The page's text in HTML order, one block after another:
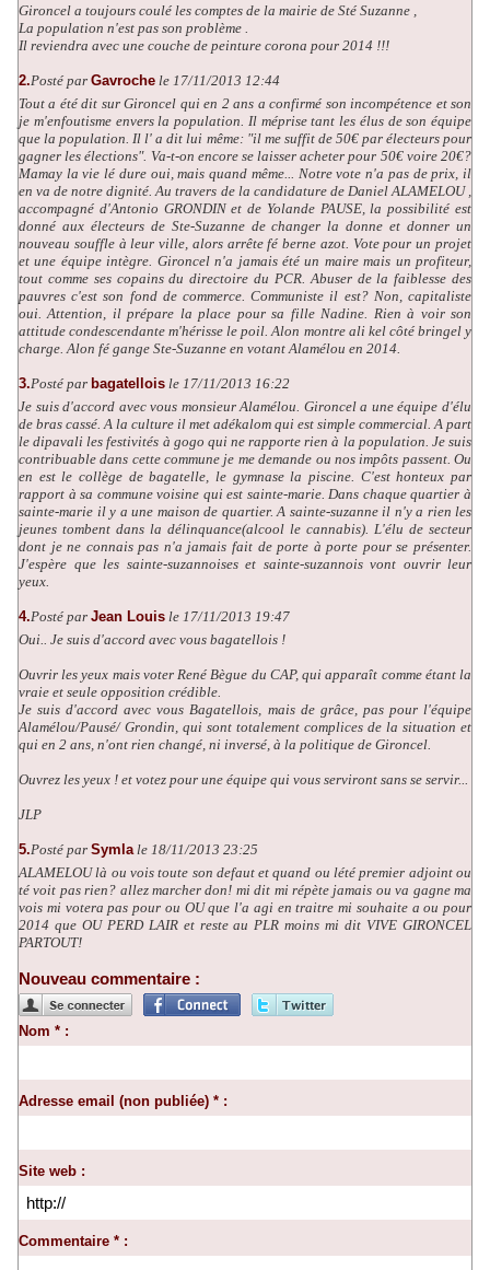
Gironcel a toujours coulé les comptes de la mairie de Sté Suzanne ,
La population n'est pas son problème .
Il reviendra avec une couche de peinture corona pour 2014 !!!
2.Posté par Gavroche le 17/11/2013 12:44
Tout a été dit sur Gironcel qui en 2 ans a confirmé son incompétence et son
je m'enfoutisme envers la population. Il méprise tant les élus de son équipe
que la population. Il l' a dit lui même: "il me suffit de 50€ par électeurs pour
gagner les élections". Va-t-on encore se laisser acheter pour 50€ voire 20€?
Mamay la vie lé dure oui, mais quand même... Notre vote n'a pas de prix, il
en va de notre dignité. Au travers de la candidature de Daniel ALAMELOU ,
accompagné d'Antonio GRONDIN et de Yolande PAUSE, la possibilité est
donné aux électeurs de Ste-Suzanne de changer la donne et donner un
nouveau souffle à leur ville, alors arrête fé berne azot. Vote pour un projet
et une équipe intègre. Gironcel n'a jamais été un maire mais un profiteur,
tout comme ses copains du directoire du PCR. Abuser de la faiblesse des
pauvres c'est son fond de commerce. Communiste il est? Non, capitaliste
oui. Attention, il prépare la place pour sa fille Nadine. Rien à voir son
attitude condescendante m'hérisse le poil. Alon montre ali kel côté bringel y
charge. Alon fé gange Ste-Suzanne en votant Alamélou en 2014.
3.Posté par bagatellois le 17/11/2013 16:22
Je suis d'accord avec vous monsieur Alamélou. Gironcel a une équipe d'élu
de bras cassé. A la culture il met adékalom qui est simple commercial. A part
le dipavali les festivités à gogo qui ne rapporte rien à la population. Je suis
contribuable dans cette commune je me demande ou nos impôts passent. Ou
en est le collège de bagatelle, le gymnase la piscine. C'est honteux par
rapport à sa commune voisine qui est sainte-marie. Dans chaque quartier à
sainte-marie il y a une maison de quartier. A sainte-suzanne il n'y a rien les
jeunes tombent dans la délinquance(alcool le cannabis). L'élu de secteur
dont je ne connais pas n'a jamais fait de porte à porte pour se présenter.
J'espère que les sainte-suzannoises et sainte-suzannois vont ouvrir leur
yeux.
4.Posté par Jean Louis le 17/11/2013 19:47
Oui.. Je suis d'accord avec vous bagatellois !
Ouvrir les yeux mais voter René Bègue du CAP, qui apparaît comme étant la
vraie et seule opposition crédible.
Je suis d'accord avec vous Bagatellois, mais de grâce, pas pour l'équipe
Alamélou/Pausé/ Grondin, qui sont totalement complices de la situation et
qui en 2 ans, n'ont rien changé, ni inversé, à la politique de Gironcel.
Ouvrez les yeux ! et votez pour une équipe qui vous serviront sans se servir...
JLP
5.Posté par Symla le 18/11/2013 23:25
ALAMELOU là ou vois toute son defaut et quand ou lété premier adjoint ou
té voit pas rien? allez marcher don! mi dit mi répète jamais ou va gagne ma
vois mi votera pas pour ou OU que l'a agi en traitre mi souhaite a ou pour
2014 que OU PERD LAIR et reste au PLR moins mi dit VIVE GIRONCEL
PARTOUT!
Nouveau commentaire :
Nom * :
Adresse email (non publiée) * :
Site web :
Commentaire * :